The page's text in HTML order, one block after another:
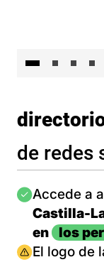
de redes
Imagen
Accede a
Castilla-
en
los
Imagen
El logo de